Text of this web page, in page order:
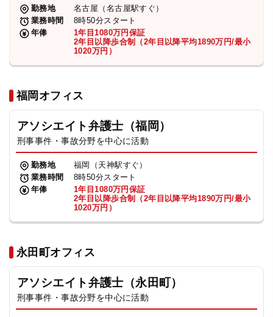
勤務地
名古屋（名古屋駅すぐ）
業務時間
8時50分スタート
年俸
1年目1080万円保証
2年目以降歩合制（2年目以降平均1890万円/最小
1020万円）
福岡オフィス
アソシエイト弁護士（福岡）
刑事事件・事故分野を中心に活動
勤務地
福岡（天神駅すぐ）
業務時間
8時50分スタート
年俸
1年目1080万円保証
2年目以降歩合制（2年目以降平均1890万円/最小
1020万円）
永田町オフィス
アソシエイト弁護士（永田町）
刑事事件・事故分野を中心に活動